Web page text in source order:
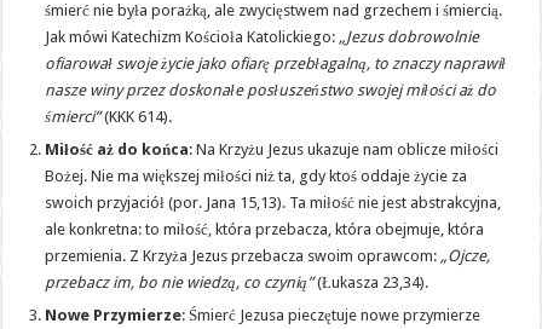
śmierć nie była porażką, ale zwycięstwem nad grzechem i śmiercią.
Jak mówi Katechizm Kościoła Katolickiego: „Jezus dobrowolnie
ofiarował swoje życie jako ofiarę przebłagalną, to znaczy naprawił
nasze winy przez doskonałe posłuszeństwo swojej miłości aż do
śmierci”(KKK 614).
Miłość aż do końca: Na Krzyżu Jezus ukazuje nam oblicze miłości
Bożej. Nie ma większej miłości niż ta, gdy ktoś oddaje życie za
swoich przyjaciół (por. Jana 15,13). Ta miłość nie jest abstrakcyjna,
ale konkretna: to miłość, która przebacza, która obejmuje, która
przemienia. Z Krzyża Jezus przebacza swoim oprawcom: „Ojcze,
przebacz im, bo nie wiedzą, co czynią”(Łukasza 23,34).
Nowe Przymierze: Śmierć Jezusa pieczętuje nowe przymierze